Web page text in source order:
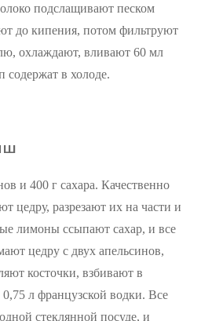
подслащивают песком
до кипения, потом фильтруют
охлаждают, вливают 60 мл
в холоде.
и 400 г сахара. Качественно
цедру, разрезают их на части и
лимоны ссыпают сахар, и все
цедру с двух апельсинов,
косточки, взбивают в
л французской водки. Все
стеклянной посуде, и